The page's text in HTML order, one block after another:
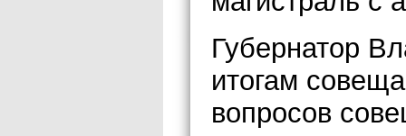
Губернатор
итогам
вопросов